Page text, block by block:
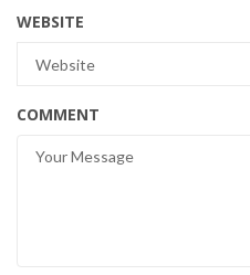
WEBSITE
COMMENT